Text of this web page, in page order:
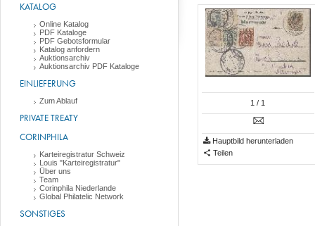
KATALOG
Online Katalog
PDF Kataloge
PDF Gebotsformular
Katalog anfordern
Auktionsarchiv
Auktionsarchiv PDF Kataloge
EINLIEFERUNG
Zum Ablauf
PRIVATE TREATY
CORINPHILA
Karteiregistratur Schweiz
Louis "Karteiregistratur"
Über uns
Team
Corinphila Niederlande
Global Philatelic Network
SONSTIGES
1 / 1
Hauptbild herunterladen
Teilen